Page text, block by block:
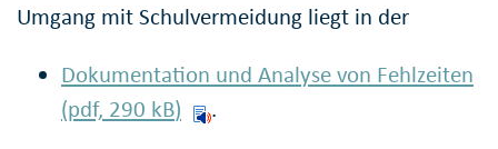
Umgang mit Schulvermeidung liegt in der
Dokumentation und Analyse von Fehlzeiten
(pdf, 290 kB)
.